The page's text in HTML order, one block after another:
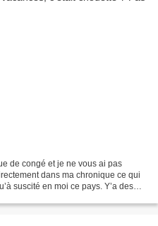
de congé et je ne vous ai pas
dans ma chronique ce qui
suscité en moi ce pays. Y’a des